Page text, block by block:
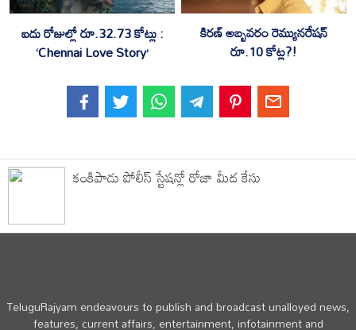
ఐదు రోజుల్లో రూ.32.73 కోట్లు :
‘Chennai Love Story’
కిరణ్ అబ్బవరం రెమ్యునరేషన్
రూ.10 కోట్ల?!
కంకిపాడు పోలీస్ స్టేషన్లో రోజా మీద కేసు
TeluguRajyam endeavours to publish and broadcast unalloyed news,
features, current affairs, entertainment, infotainment and